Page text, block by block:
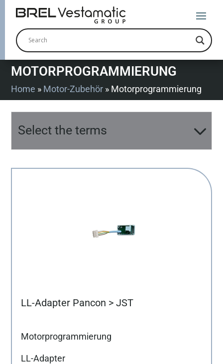
MOTORPROGRAMMIERUNG
Home » Motor-Zubehör » Motorprogrammierung
Select the terms
LL-Adapter Pancon > JST
Motorprogrammierung
LL-Adapter